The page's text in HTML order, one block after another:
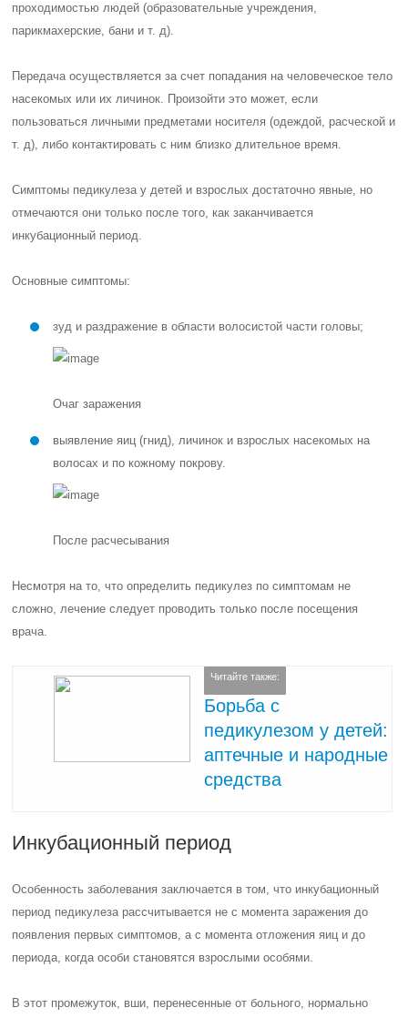
проходимостью людей (образовательные учреждения,
парикмахерские, бани и т. д).
Передача осуществляется за счет попадания на человеческое тело
насекомых или их личинок. Произойти это может, если
пользоваться личными предметами носителя (одеждой, расческой и
т. д), либо контактировать с ним близко длительное время.
Симптомы педикулеза у детей и взрослых достаточно явные, но
отмечаются они только после того, как заканчивается
инкубационный период.
Основные симптомы:
зуд и раздражение в области волосистой части головы;
Очаг заражения
выявление яиц (гнид), личинок и взрослых насекомых на
волосах и по кожному покрову.
После расчесывания
Несмотря на то, что определить педикулез по симптомам не
сложно, лечение следует проводить только после посещения
врача.
Читайте также:
Борьба с
педикулезом у детей:
аптечные и народные
средства
Инкубационный период
Особенность заболевания заключается в том, что инкубационный
период педикулеза рассчитывается не с момента заражения до
появления первых симптомов, а с момента отложения яиц и до
периода, когда особи становятся взрослыми особями.
В этот промежуток, вши, перенесенные от больного, нормально